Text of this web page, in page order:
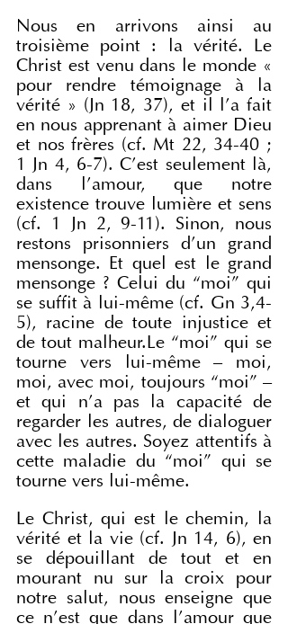
Nous en arrivons ainsi au
troisième point : la vérité. Le
Christ est venu dans le monde «
pour rendre témoignage à la
vérité » (Jn 18, 37), et il l’a fait
en nous apprenant à aimer Dieu
et nos frères (cf. Mt 22, 34-40 ;
1 Jn 4, 6-7). C’est seulement là,
dans l’amour, que notre
existence trouve lumière et sens
(cf. 1 Jn 2, 9-11). Sinon, nous
restons prisonniers d’un grand
mensonge. Et quel est le grand
mensonge ? Celui du “moi” qui
se suffit à lui-même (cf. Gn 3,4-
5), racine de toute injustice et
de tout malheur.Le “moi” qui se
tourne vers lui-même – moi,
moi, avec moi, toujours “moi” –
et qui n’a pas la capacité de
regarder les autres, de dialoguer
avec les autres. Soyez attentifs à
cette maladie du “moi” qui se
tourne vers lui-même.
Le Christ, qui est le chemin, la
vérité et la vie (cf. Jn 14, 6), en
se dépouillant de tout et en
mourant nu sur la croix pour
notre salut, nous enseigne que
ce n’est que dans l’amour que